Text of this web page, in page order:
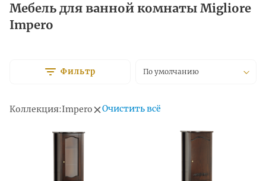
Мебель для ванной комнаты Migliore
Impero
Фильтр По умолчанию
Коллекция:Impero Очистить всё